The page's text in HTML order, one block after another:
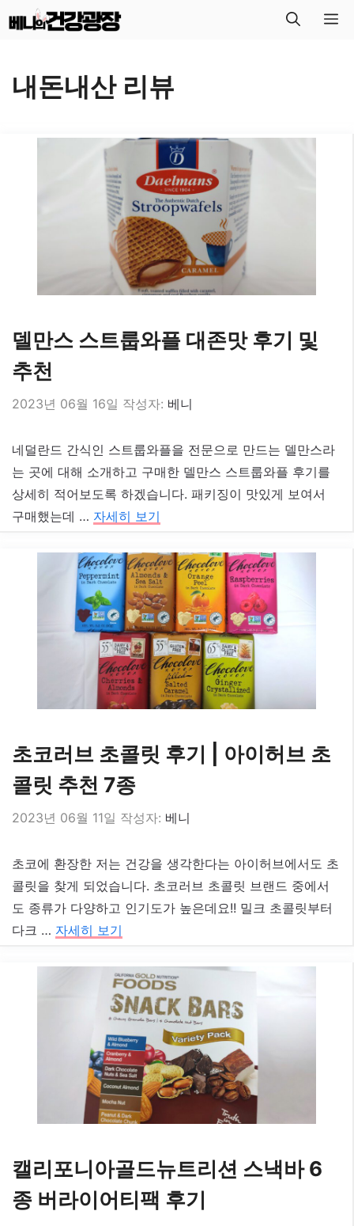
메
내돈내산 리뷰
델만스 스트룹와플 대존맛 후기 및
추천
2023년 06월 16일 작성자: 베니
네덜란드 간식인 스트룹와플을 전문으로 만드는 델만스라
는 곳에 대해 소개하고 구매한 델만스 스트룹와플 후기를
상세히 적어보도록 하겠습니다. 패키징이 맛있게 보여서
구매했는데 … 자세히 보기
초코러브 초콜릿 후기 | 아이허브 초
콜릿 추천 7종
2023년 06월 11일 작성자: 베니
초코에 환장한 저는 건강을 생각한다는 아이허브에서도 초
콜릿을 찾게 되었습니다. 초코러브 초콜릿 브랜드 중에서
도 종류가 다양하고 인기도가 높은데요!! 밀크 초콜릿부터
다크 … 자세히 보기
캘리포니아골드뉴트리션 스낵바 6
종 버라이어티팩 후기